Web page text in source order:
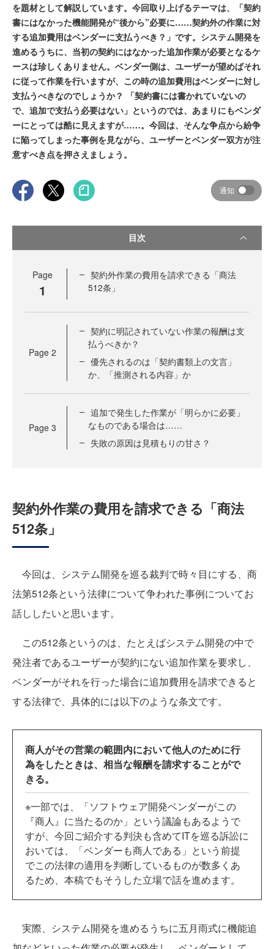
を題材として解説しています。今回取り上げるテーマは、「契約
書にはなかった機能開発が“後から”必要に……契約外の作業に対
する追加費用はベンダーに支払うべき？」です。システム開発を
進めるうちに、当初の契約にはなかった追加作業が必要となるケ
ースは珍しくありません。ベンダー側は、ユーザーが望めばそれ
に従って作業を行いますが、この時の追加費用はベンダーに対し
支払うべきなのでしょうか？ 「契約書には書かれていないの
で、追加で支払う必要はない」というのでは、あまりにもベンダ
ーにとっては酷に見えますが……。今回は、そんな争点から紛争
に陥ってしまった事例を見ながら、ユーザーとベンダー双方が注
意すべき点を押さえましょう。
通知
目次
Page
1
契約外作業の費用を請求できる「商法
512条」
Page 2
契約に明記されていない作業の報酬は支
払うべきか？
優先されるのは「契約書類上の文言」
か、「推測される内容」か
Page 3
追加で発生した作業が「明らかに必要」
なものである場合は……
失敗の原因は見積もりの甘さ？
契約外作業の費用を請求できる「商法
512条」
今回は、システム開発を巡る裁判で時々目にする、商
法第512条という法律について争われた事例についてお
話ししたいと思います。
この512条というのは、たとえばシステム開発の中で
発注者であるユーザーが契約にない追加作業を要求し、
ベンダーがそれを行った場合に追加費用を請求できると
する法律で、具体的には以下のような条文です。
商人がその営業の範囲内において他人のために行
為をしたときは、相当な報酬を請求することがで
きる。
※一部では、「ソフトウェア開発ベンダーがこの
『商人』に当たるのか」という議論もあるようで
すが、今回ご紹介する判決も含めてITを巡る訴訟に
おいては、「ベンダーも商人である」という前提
でこの法律の適用を判断しているものが数多くあ
るため、本稿でもそうした立場で話を進めます。
実際、システム開発を進めるうちに五月雨式に機能追